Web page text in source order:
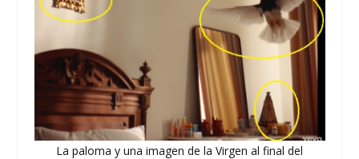
La paloma y una imagen de la Virgen al final del